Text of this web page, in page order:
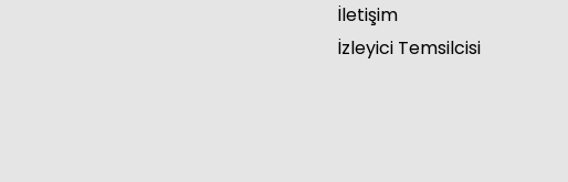
İletişim
İzleyici Temsilcisi